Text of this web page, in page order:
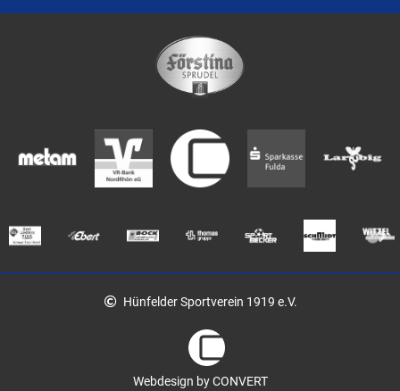
Hünfelder Sportverein 1919 e.V.
Webdesign by CONVERT